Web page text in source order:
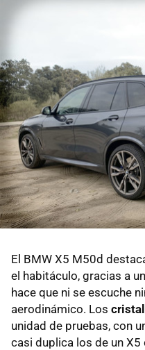
El BMW X5 M50d
el habitáculo, gracias a
hace que ni se escuche
aerodinámico. Los
unidad de pruebas, con
casi duplica los de un X5